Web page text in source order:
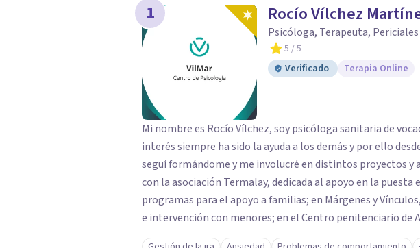
1 Rocío Vílchez
Psicóloga, Terapeuta,
5 / 5
Verificado
Terapia Online
Mi nombre es Rocío Vílchez, soy psicóloga sanitaria de
interés siempre ha sido la ayuda a los demás y por ello
seguí formándome y me involucré en distintos proyectos y
con la asociación Termalay, dedicada al apoyo en la puesta
programas para el apoyo a familias; en Márgenes y
e intervención con menores; en el Centro penitenciario de
colaborando en una investigación para detectar las